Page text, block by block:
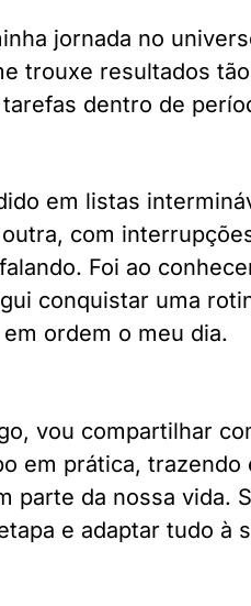
jornada no
trouxe resultados
dentro de
em listas
com
Foi ao
conquistar uma
ordem o meu dia.
vou compartilhar
em prática,
parte da nossa vida.
e adaptar tudo à